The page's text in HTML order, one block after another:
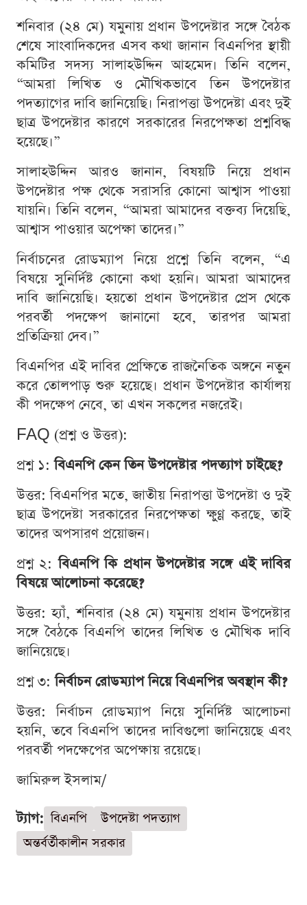
শনিবার (২৪ মে) যমুনায় প্রধান উপদেষ্টার সঙ্গে বৈঠক
শেষে সাংবাদিকদের এসব কথা জানান বিএনপির স্থায়ী
কমিটির সদস্য সালাহউদ্দিন আহমেদ। তিনি বলেন,
“আমরা লিখিত ও মৌখিকভাবে তিন উপদেষ্টার
পদত্যাগের দাবি জানিয়েছি। নিরাপত্তা উপদেষ্টা এবং দুই
ছাত্র উপদেষ্টার কারণে সরকারের নিরপেক্ষতা প্রশ্নবিদ্ধ
হয়েছে।”
সালাহউদ্দিন আরও জানান, বিষয়টি নিয়ে প্রধান
উপদেষ্টার পক্ষ থেকে সরাসরি কোনো আশ্বাস পাওয়া
যায়নি। তিনি বলেন, “আমরা আমাদের বক্তব্য দিয়েছি,
আশ্বাস পাওয়ার অপেক্ষা তাদের।”
নির্বাচনের রোডম্যাপ নিয়ে প্রশ্নে তিনি বলেন, “এ
বিষয়ে সুনির্দিষ্ট কোনো কথা হয়নি। আমরা আমাদের
দাবি জানিয়েছি। হয়তো প্রধান উপদেষ্টার প্রেস থেকে
পরবর্তী পদক্ষেপ জানানো হবে, তারপর আমরা
প্রতিক্রিয়া দেব।”
বিএনপির এই দাবির প্রেক্ষিতে রাজনৈতিক অঙ্গনে নতুন
করে তোলপাড় শুরু হয়েছে। প্রধান উপদেষ্টার কার্যালয়
কী পদক্ষেপ নেবে, তা এখন সকলের নজরেই।
FAQ (প্রশ্ন ও উত্তর):
প্রশ্ন ১:বিএনপি কেন তিন উপদেষ্টার পদত্যাগ চাইছে?
উত্তর: বিএনপির মতে, জাতীয় নিরাপত্তা উপদেষ্টা ও দুই
ছাত্র উপদেষ্টা সরকারের নিরপেক্ষতা ক্ষুণ্ণ করছে, তাই
তাদের অপসারণ প্রয়োজন।
প্রশ্ন ২:বিএনপি কি প্রধান উপদেষ্টার সঙ্গে এই দাবির
বিষয়ে আলোচনা করেছে?
উত্তর: হ্যাঁ, শনিবার (২৪ মে) যমুনায় প্রধান উপদেষ্টার
সঙ্গে বৈঠকে বিএনপি তাদের লিখিত ও মৌখিক দাবি
জানিয়েছে।
প্রশ্ন ৩:নির্বাচন রোডম্যাপ নিয়ে বিএনপির অবস্থান কী?
উত্তর: নির্বাচন রোডম্যাপ নিয়ে সুনির্দিষ্ট আলোচনা
হয়নি, তবে বিএনপি তাদের দাবিগুলো জানিয়েছে এবং
পরবর্তী পদক্ষেপের অপেক্ষায় রয়েছে।
জামিরুল ইসলাম/
ট্যাগ: বিএনপি
উপদেষ্টা পদত্যাগ
অন্তর্বর্তীকালীন সরকার